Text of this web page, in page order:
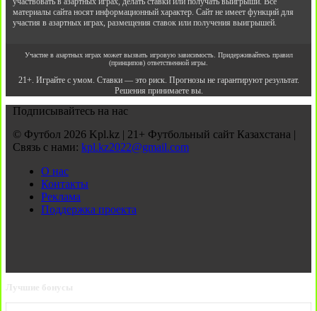
материалы сайта носят информационный характер. Сайт не имеет функций для
участия в азартных играх, размещения ставок или получения выигрышей.
Участие в азартных играх может вызвать игровую зависимость. Придерживайтесь правил
(принципов) ответственной игры.
21+. Играйте с умом. Ставки — это риск. Прогнозы не гарантируют результат.
Решения принимаете вы.
Подписывайтесь на нас
© Футбол 2026 Kpl.kz | 21+ Футбольный сайт Казахстана |
Связь с нами: kpl.kz2022@gmail.com
О нас
Контакты
Реклама
Поддержка проекта
Лучшие бонусы